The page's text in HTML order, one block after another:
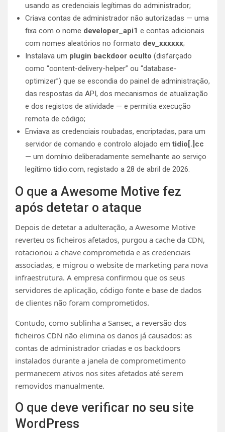
usando as credenciais legítimas do administrador;
Criava contas de administrador não autorizadas — uma
fixa com o nome developer_api1 e contas adicionais
com nomes aleatórios no formato dev_xxxxxx;
Instalava um plugin backdoor oculto (disfarçado
como “content-delivery-helper” ou “database-
optimizer”) que se escondia do painel de administração,
das respostas da API, dos mecanismos de atualização
e dos registos de atividade — e permitia execução
remota de código;
Enviava as credenciais roubadas, encriptadas, para um
servidor de comando e controlo alojado emtidio[.]cc
— um domínio deliberadamente semelhante ao serviço
legítimo tidio.com, registado a 28 de abril de 2026.
O que a Awesome Motive fez
após detetar o ataque
Depois de detetar a adulteração, a Awesome Motive
reverteu os ficheiros afetados, purgou a cache da CDN,
rotacionou a chave comprometida e as credenciais
associadas, e migrou o website de marketing para nova
infraestrutura. A empresa confirmou que os seus
servidores de aplicação, código fonte e base de dados
de clientes não foram comprometidos.
Contudo, como sublinha a Sansec, a reversão dos
ficheiros CDN não elimina os danos já causados: as
contas de administrador criadas e os backdoors
instalados durante a janela de comprometimento
permanecem ativos nos sites afetados até serem
removidos manualmente.
O que deve verificar no seu site
WordPress